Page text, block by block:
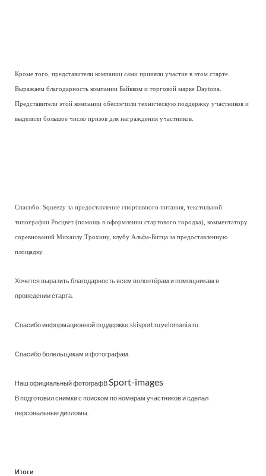
Кроме того, представители компании сами приняли участие в этом старте.
Выражаем благодарность компании Байкком и торговой марке Daytona.
Представители этой компании обеспечили техническую поддержку участников и
выделили большое число призов для награждения участников.
Спасибо: Squeezy за предоставление спортивного питания, текстильной
типографии Росцвет (помощь в оформлении стартового городка), комментатору
соревнований Михаилу Трохину, клубу Альфа-Битца за предоставленную
площадку.
Хочется выразить благодарность всем волонтёрам и помощникам в
проведении старта.
Спасибо информационной поддержке:skisport.ru,velomania.ru.
Спасибо болельщикам и фотографам.
Наш официальный фотографВSport-images
В подготовил снимки с поиском по номерам участников и сделал
персональные дипломы.
Итоги